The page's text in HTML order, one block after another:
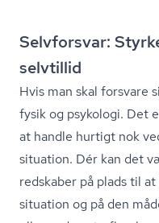
Selvforsvar:
selvtillid
Hvis man skal forsvare
fysik og psykologi. Det
at handle hurtigt nok
situation. Dér kan det
redskaber på plads til
situation og på den